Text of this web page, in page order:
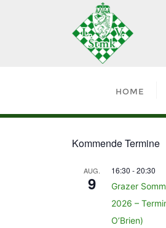
HOME
Kommende Termine
AUG.
9
16:30 -20:30
Grazer
2026 –
O’Brien)